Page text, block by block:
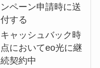
ンペーン申請時に送
付する
キャッシュバック時
点においてeo光に継
続契約中